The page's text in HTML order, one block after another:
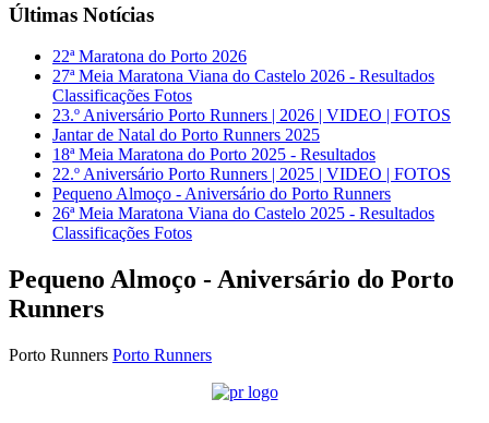
Últimas Notícias
22ª Maratona do Porto 2026
27ª Meia Maratona Viana do Castelo 2026 - Resultados
Classificações Fotos
23.º Aniversário Porto Runners | 2026 | VIDEO | FOTOS
Jantar de Natal do Porto Runners 2025
18ª Meia Maratona do Porto 2025 - Resultados
22.º Aniversário Porto Runners | 2025 | VIDEO | FOTOS
Pequeno Almoço - Aniversário do Porto Runners
26ª Meia Maratona Viana do Castelo 2025 - Resultados
Classificações Fotos
Pequeno Almoço - Aniversário do Porto
Runners
Porto Runners Porto Runners